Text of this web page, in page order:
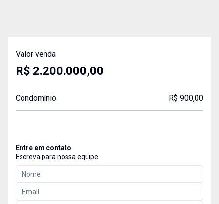
Valor venda
R$ 2.200.000,00
Condomínio R$ 900,00
Entre em contato
Escreva para nossa equipe